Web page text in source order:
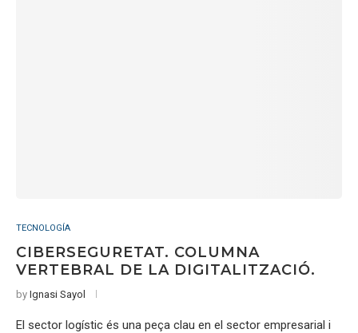
TECNOLOGÍA
CIBERSEGURETAT. COLUMNA
VERTEBRAL DE LA DIGITALITZACIÓ.
by Ignasi Sayol
El sector logístic és una peça clau en el sector empresarial i